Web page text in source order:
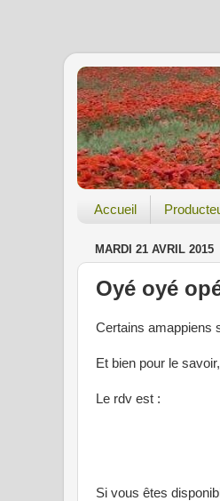
Accueil
MARDI 21 AVRIL 2015
Oyé oyé
Certains amappiens
Et bien pour le
Le rdv est :
Si vous êtes